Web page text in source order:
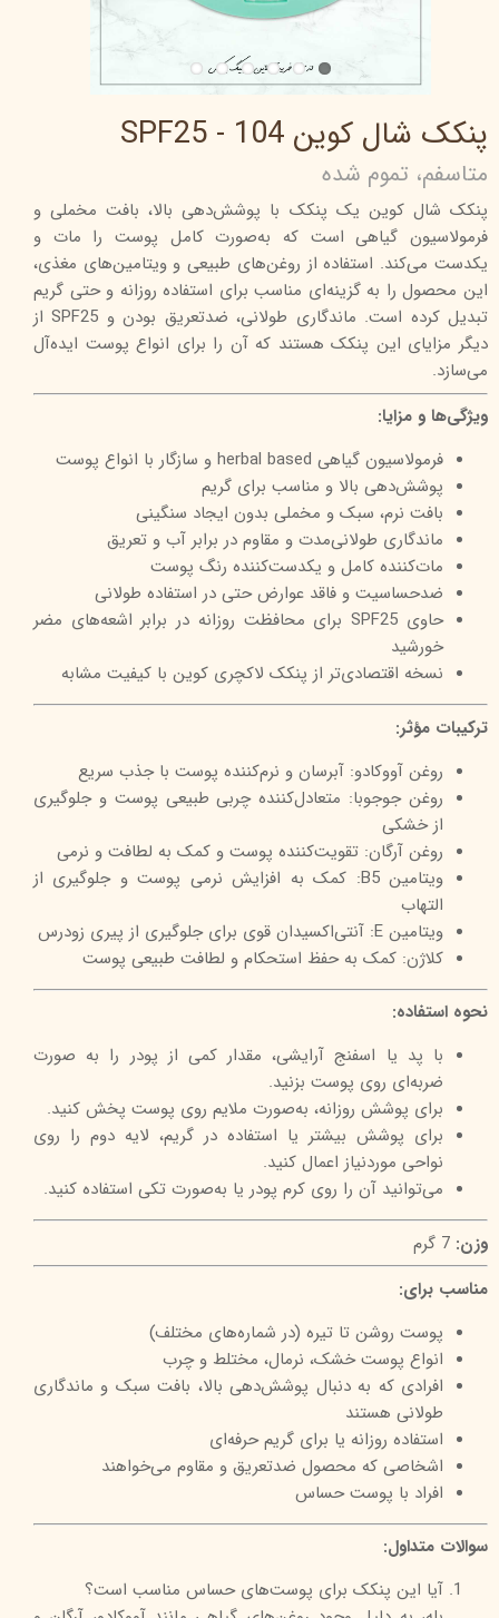
پنکک شال کوین 104 - SPF25
متاسفم، تموم شده
پنکک شال کوین یک پنکک با پوشش‌دهی بالا، بافت مخملی و
فرمولاسیون گیاهی است که به‌صورت کامل پوست را مات و
یکدست می‌کند. استفاده از روغن‌های طبیعی و ویتامین‌های مغذی،
این محصول را به گزینه‌ای مناسب برای استفاده روزانه و حتی گریم
تبدیل کرده است. ماندگاری طولانی، ضدتعریق بودن و SPF25 از
دیگر مزایای این پنکک هستند که آن را برای انواع پوست ایده‌آل
می‌سازد.
ویژگی‌ها و مزایا:
فرمولاسیون گیاهی herbal based و سازگار با انواع پوست
پوشش‌دهی بالا و مناسب برای گریم
بافت نرم، سبک و مخملی بدون ایجاد سنگینی
ماندگاری طولانی‌مدت و مقاوم در برابر آب و تعریق
مات‌کننده کامل و یکدست‌کننده رنگ پوست
ضدحساسیت و فاقد عوارض حتی در استفاده طولانی
حاوی SPF25 برای محافظت روزانه در برابر اشعه‌های مضر
خورشید
نسخه اقتصادی‌تر از پنکک لاکچری کوین با کیفیت مشابه
ترکیبات مؤثر:
روغن آووکادو: آبرسان و نرم‌کننده پوست با جذب سریع
روغن جوجوبا: متعادل‌کننده چربی طبیعی پوست و جلوگیری
از خشکی
روغن آرگان: تقویت‌کننده پوست و کمک به لطافت و نرمی
ویتامین B5: کمک به افزایش نرمی پوست و جلوگیری از
التهاب
ویتامین E: آنتی‌اکسیدان قوی برای جلوگیری از پیری زودرس
کلاژن: کمک به حفظ استحکام و لطافت طبیعی پوست
نحوه استفاده:
با پد یا اسفنج آرایشی، مقدار کمی از پودر را به صورت
ضربه‌ای روی پوست بزنید.
برای پوشش روزانه، به‌صورت ملایم روی پوست پخش کنید.
برای پوشش بیشتر یا استفاده در گریم، لایه دوم را روی
نواحی موردنیاز اعمال کنید.
می‌توانید آن را روی کرم پودر یا به‌صورت تکی استفاده کنید.
وزن:
مناسب برای:
پوست روشن تا تیره (در شماره‌های مختلف)
انواع پوست خشک، نرمال، مختلط و چرب
افرادی که به دنبال پوشش‌دهی بالا، بافت سبک و ماندگاری
طولانی هستند
استفاده روزانه یا برای گریم حرفه‌ای
اشخاصی که محصول ضدتعریق و مقاوم می‌خواهند
افراد با پوست حساس
سوالات متداول:
آیا این پنکک برای پوست‌های حساس مناسب است؟